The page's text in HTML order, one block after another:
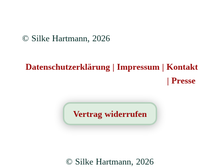
© Silke Hartmann, 2026
Datenschutzerklärung |Impressum |Kontakt
|Presse
Vertrag widerrufen
© Silke Hartmann, 2026